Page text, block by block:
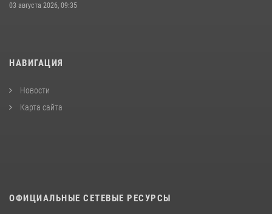
03 августа 2026, 09:35
НАВИГАЦИЯ
Новости
Карта сайта
ОФИЦИАЛЬНЫЕ СЕТЕВЫЕ РЕСУРСЫ